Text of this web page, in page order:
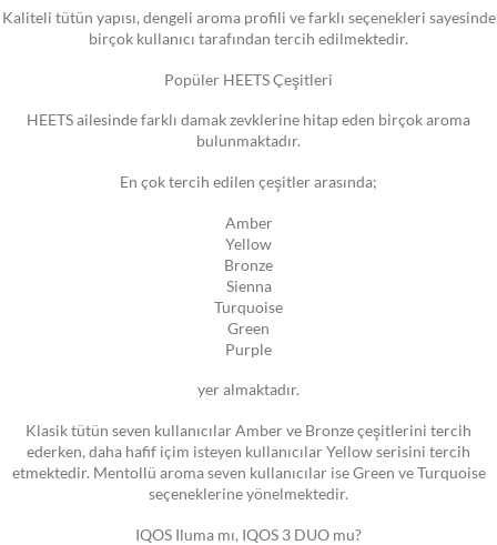
Kaliteli tütün yapısı, dengeli aroma profili ve farklı seçenekleri sayesinde
birçok kullanıcı tarafından tercih edilmektedir.
Popüler HEETS Çeşitleri
HEETS ailesinde farklı damak zevklerine hitap eden birçok aroma
bulunmaktadır.
En çok tercih edilen çeşitler arasında;
Amber
Yellow
Bronze
Sienna
Turquoise
Green
Purple
yer almaktadır.
Klasik tütün seven kullanıcılar Amber ve Bronze çeşitlerini tercih
ederken, daha hafif içim isteyen kullanıcılar Yellow serisini tercih
etmektedir. Mentollü aroma seven kullanıcılar ise Green ve Turquoise
seçeneklerine yönelmektedir.
IQOS Iluma mı, IQOS 3 DUO mu?